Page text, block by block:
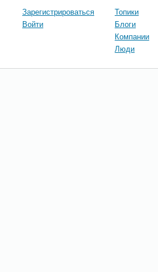
Зарегистрироваться
Войти
Топики
Блоги
Компании
Люди